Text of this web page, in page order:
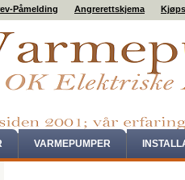
Påmelding Angrerettskjema
VARMEPUMPER